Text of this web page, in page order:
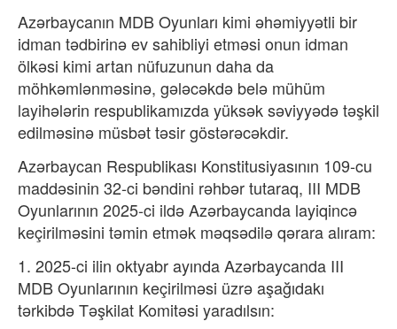
Azərbaycanın MDB Oyunları kimi əhəmiyyətli bir
idman tədbirinə ev sahibliyi etməsi onun idman
ölkəsi kimi artan nüfuzunun daha da
möhkəmlənməsinə, gələcəkdə belə mühüm
layihələrin respublikamızda yüksək səviyyədə təşkil
edilməsinə müsbət təsir göstərəcəkdir.
Azərbaycan Respublikası Konstitusiyasının 109-cu
maddəsinin 32-ci bəndini rəhbər tutaraq, III MDB
Oyunlarının 2025-ci ildə Azərbaycanda layiqincə
keçirilməsini təmin etmək məqsədilə qərara alıram:
1. 2025-ci ilin oktyabr ayında Azərbaycanda III
MDB Oyunlarının keçirilməsi üzrə aşağıdakı
tərkibdə Təşkilat Komitəsi yaradılsın: